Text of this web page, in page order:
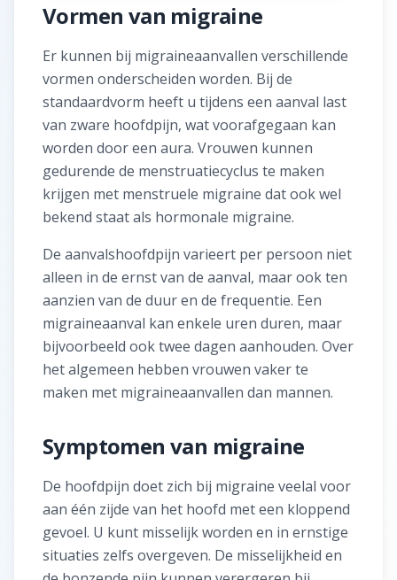
Vormen van migraine
Er kunnen bij migraineaanvallen verschillende
vormen onderscheiden worden. Bij de
standaardvorm heeft u tijdens een aanval last
van zware hoofdpijn, wat voorafgegaan kan
worden door een aura. Vrouwen kunnen
gedurende de menstruatiecyclus te maken
krijgen met menstruele migraine dat ook wel
bekend staat als hormonale migraine.
De aanvalshoofdpijn varieert per persoon niet
alleen in de ernst van de aanval, maar ook ten
aanzien van de duur en de frequentie. Een
migraineaanval kan enkele uren duren, maar
bijvoorbeeld ook twee dagen aanhouden. Over
het algemeen hebben vrouwen vaker te
maken met migraineaanvallen dan mannen.
Symptomen van migraine
De hoofdpijn doet zich bij migraine veelal voor
aan één zijde van het hoofd met een kloppend
gevoel. U kunt misselijk worden en in ernstige
situaties zelfs overgeven. De misselijkheid en